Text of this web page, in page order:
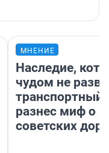
МНЕНИЕ
Наследие,
чудом не
транспортный
разнес миф о
советских